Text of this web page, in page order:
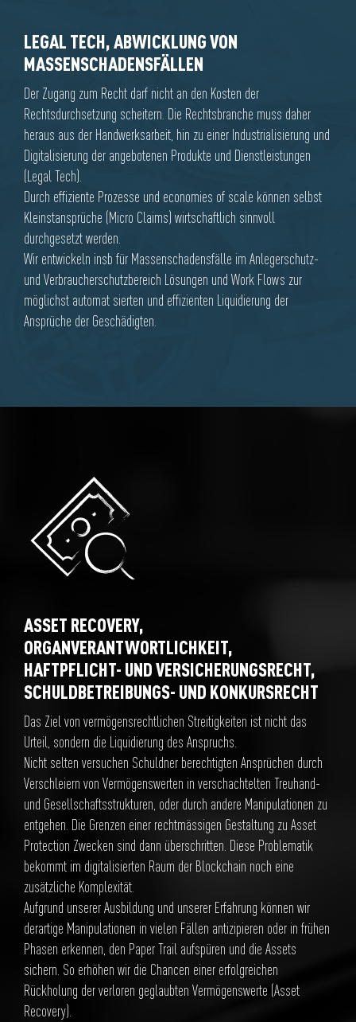
LEGAL TECH, ABWICKLUNG VON
MASSENSCHADENSFÄLLEN
Der Zugang zum Recht darf nicht an den Kosten der
Rechtsdurchsetzung scheitern. Die Rechtsbranche muss daher
heraus aus der Handwerksarbeit, hin zu einer Industrialisierung und
Digitalisierung der angebotenen Produkte und Dienstleistungen
(Legal Tech).
Durch effiziente Prozesse und economies of scale können selbst
Kleinstansprüche (Micro Claims) wirtschaftlich sinnvoll
durchgesetzt werden.
Wir entwickeln insb für Massenschadensfälle im Anlegerschutz-
und Verbraucherschutzbereich Lösungen und Work Flows zur
möglichst automat sierten und effizienten Liquidierung der
Ansprüche der Geschädigten.
ASSET RECOVERY,
ORGANVERANTWORTLICHKEIT,
HAFTPFLICHT- UND VERSICHERUNGSRECHT,
SCHULDBETREIBUNGS- UND KONKURSRECHT
Das Ziel von vermögensrechtlichen Streitigkeiten ist nicht das
Urteil, sondern die Liquidierung des Anspruchs.
Nicht selten versuchen Schuldner berechtigten Ansprüchen durch
Verschleiern von Vermögenswerten in verschachtelten Treuhand-
und Gesellschaftsstrukturen, oder durch andere Manipulationen zu
entgehen. Die Grenzen einer rechtmässigen Gestaltung zu Asset
Protection Zwecken sind dann überschritten. Diese Problematik
bekommt im digitalisierten Raum der Blockchain noch eine
zusätzliche Komplexität.
Aufgrund unserer Ausbildung und unserer Erfahrung können wir
derartige Manipulationen in vielen Fällen antizipieren oder in frühen
Phasen erkennen, den Paper Trail aufspüren und die Assets
sichern. So erhöhen wir die Chancen einer erfolgreichen
Rückholung der verloren geglaubten Vermögenswerte (Asset
Recovery).